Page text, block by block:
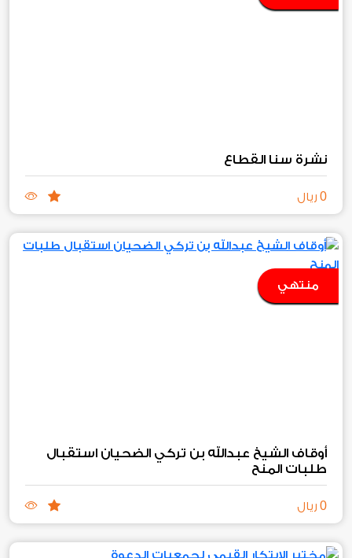
نشرة سنا القطاع
0 ريال
منتهي
أوقاف الشيخ عبدالله بن تركي الضحيان استقبال
طلبات المنح‏
0 ريال